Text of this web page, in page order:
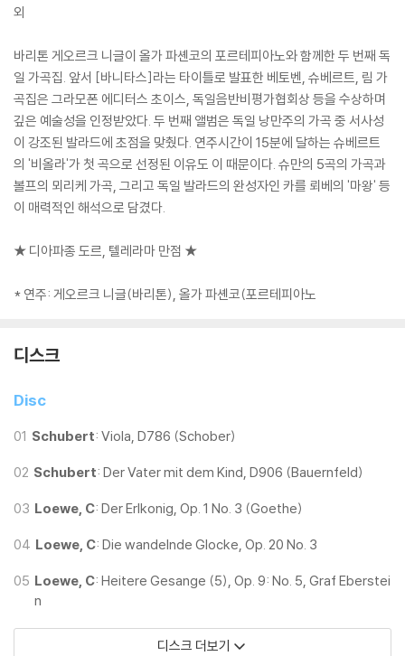
외
바리톤 게오르크 니글이 올가 파셴코의 포르테피아노와 함께한 두 번째 독
일 가곡집. 앞서 [바니타스]라는 타이틀로 발표한 베토벤, 슈베르트, 림 가
곡집은 그라모폰 에디터스 초이스, 독일음반비평가협회상 등을 수상하며
깊은 예술성을 인정받았다. 두 번째 앨범은 독일 낭만주의 가곡 중 서사성
이 강조된 발라드에 초점을 맞췄다. 연주시간이 15분에 달하는 슈베르트
의 '비올라'가 첫 곡으로 선정된 이유도 이 때문이다. 슈만의 5곡의 가곡과
볼프의 뫼리케 가곡, 그리고 독일 발라드의 완성자인 카를 뢰베의 '마왕' 등
이 매력적인 해석으로 담겼다.
★ 디아파종 도르, 텔레라마 만점 ★
* 연주: 게오르크 니글(바리톤), 올가 파셴코(포르테피아노
디스크
Disc
01 Schubert: Viola, D786 (Schober)
02 Schubert: Der Vater mit dem Kind, D906 (Bauernfeld)
03 Loewe, C: Der Erlkonig, Op. 1 No. 3 (Goethe)
04 Loewe, C: Die wandelnde Glocke, Op. 20 No. 3
05 Loewe, C: Heitere Gesange (5), Op. 9: No. 5, Graf Eberstei
n
디스크 더보기